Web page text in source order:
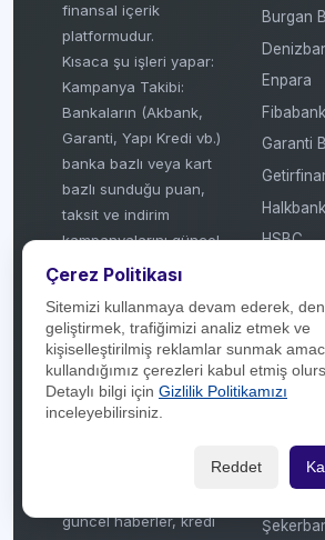
finansal içerik
platformudur.
Kısaca şu işleri yapar:
Kampanya Takibi:
Bankaların (Akbank,
Garanti, Yapı Kredi vb.)
banka bazlı veya kart
bazlı sunduğu puan,
taksit ve indirim
kampanyalarını güncel
olarak listeler.
kredi kartlarının (Wings,
Bonus, World vb.)
özelliklerini, avantajlarını
ve yıllık ücret gibi
detaylarını kullanıcılara
güncel haberler, kredi
Burgan
Enpara
Garanti
Halkbank
HSBC
ING
Kuveyt
N Kolay
ON Dijital
QNB
Çerez Politikası
Sitemizi kullanmaya devam ederek,
geliştirmek, trafiğimizi analiz etmek ve
kişiselleştirilmiş reklamlar sunmak
kullandığımız çerezleri kabul etmiş
Detaylı bilgi için Gizlilik Politikamızı
inceleyebilirsiniz.
Reddet